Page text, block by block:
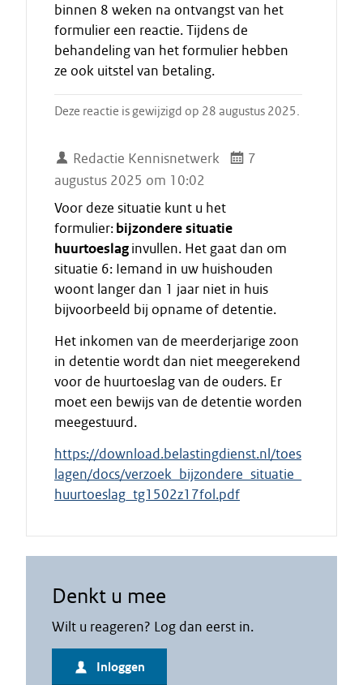
binnen 8 weken na ontvangst van het
formulier een reactie. Tijdens de
behandeling van het formulier hebben
ze ook uitstel van betaling.
Deze reactie is gewijzigd op 28 augustus 2025.
Redactie Kennisnetwerk
7
augustus 2025 om 10:02
Voor deze situatie kunt u het
formulier:bijzondere situatie
huurtoeslaginvullen. Het gaat dan om
situatie 6: Iemand in uw huishouden
woont langer dan 1 jaar niet in huis
bijvoorbeeld bij opname of detentie.
Het inkomen van de meerderjarige zoon
in detentie wordt dan niet meegerekend
voor de huurtoeslag van de ouders. Er
moet een bewijs van de detentie worden
meegestuurd.
https://download.belastingdienst.nl/toes
lagen/docs/verzoek_bijzondere_situatie_
huurtoeslag_tg1502z17fol.pdf
Denkt u mee
Wilt u reageren? Log dan eerst in.
Inloggen